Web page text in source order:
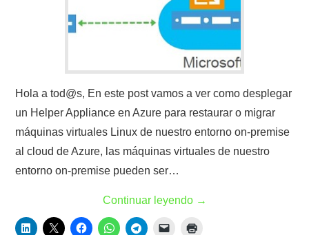
Hola a tod@s, En este post vamos a ver como desplegar
un Helper Appliance en Azure para restaurar o migrar
máquinas virtuales Linux de nuestro entorno on-premise
al cloud de Azure, las máquinas virtuales de nuestro
entorno on-premise pueden ser…
Continuar leyendo →